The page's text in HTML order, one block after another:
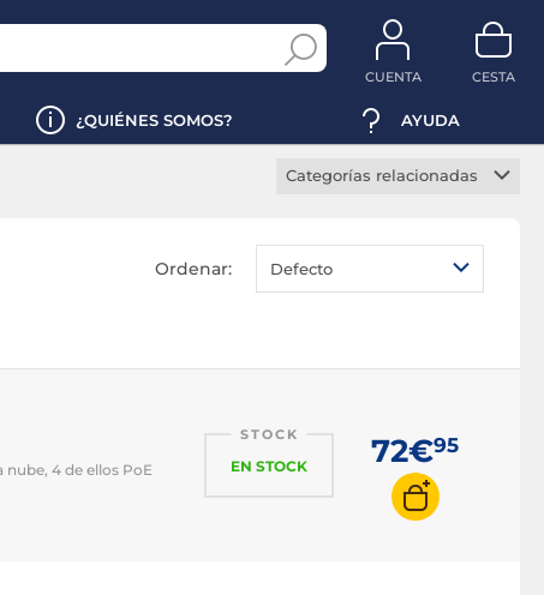
CUENTA CESTA
¿QUIÉNES SOMOS? AYUDA
Categorías relacionadas
Switch manageable
Switch PoE
Ordenar: Defecto
4 de ellos PoE
STOCK
EN STOCK 72€95